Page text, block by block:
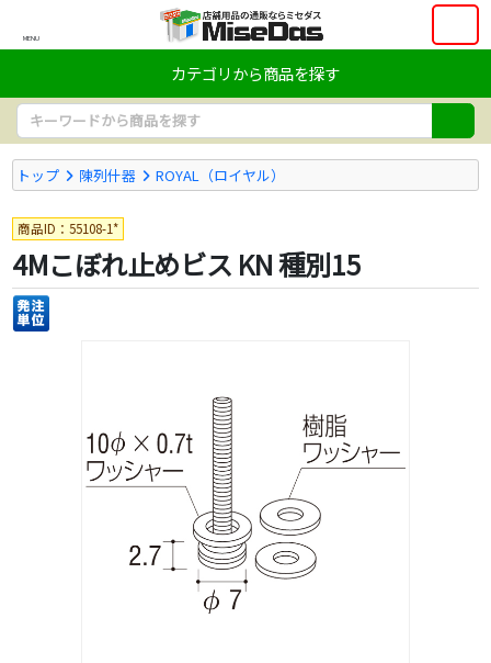
MENU
カテゴリから商品を探す
トップ 陳列什器 ROYAL（ロイヤル）
商品ID：55108-1*
4Mこぼれ止めビス KN 種別15